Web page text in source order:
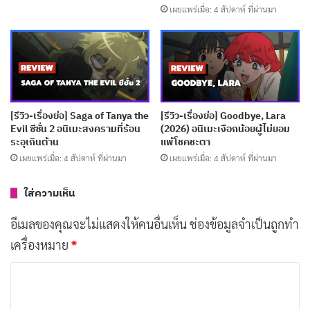
เพื่อกำจัดคำสาปให้มากที่สุดเท่าที่จะทำได้ โช
โซที่เคยเป็นศัตรูกับยูจิ ตอนนี้กลับมายืนเคียงข้างอย่างเต็ม
ที่ เพราะพวกเขาคือพี่น้องกัน ความสัมพันธ์ใหม่นี้เพิ่มมิติให้
กับตัวละครและสร้างพลวัตที่น่าสนใจในการดำเนินเรื่อง
เผยแพร่เมื่อ: 4 สัปดาห์ ที่ผ่านมา
[รีวิว-เรื่องย่อ] Saga of Tanya the
Evil ซีซั่น 2 อนิเมะสงครามที่ร้อน
ระอุเกินต้าน
เผยแพร่เมื่อ: 4 สัปดาห์ ที่ผ่านมา
[รีวิว-เรื่องย่อ] Goodbye, Lara
(2026) อนิเมะเงือกน้อยผู้ไม่ยอม
แพ้โชคชะตา
เผยแพร่เมื่อ: 4 สัปดาห์ ที่ผ่านมา
ใส่ความเห็น
อีเมลของคุณจะไม่แสดงให้คนอื่นเห็นช่องข้อมูลจำเป็นถูกทำ
เครื่องหมาย *